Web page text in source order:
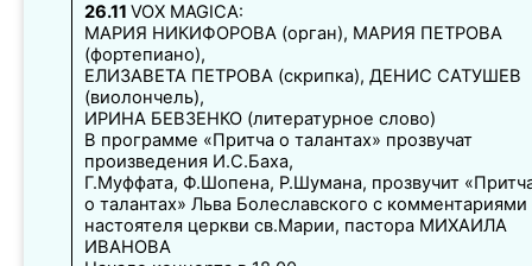
26.11 VOX MAGICA:
МАРИЯ НИКИФОРОВА (орган), МАРИЯ ПЕТРОВА
(фортепиано),
ЕЛИЗАВЕТА ПЕТРОВА (скрипка), ДЕНИС САТУШЕВ
(виолончель),
ИРИНА БЕВЗЕНКО (литературное слово)
В программе «Притча о талантах» прозвучат
произведения И.С.Баха,
Г.Муффата, Ф.Шопена, Р.Шумана, прозвучит
о талантах» Льва Болеславского с комментариями
настоятеля церкви св.Марии, пастора МИХАИЛА
ИВАНОВА